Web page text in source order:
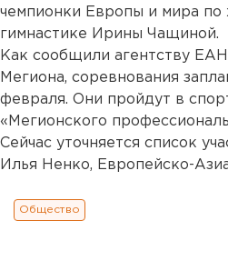
чемпионки Европы и мира по
гимнастике Ирины Чащиной.
Как сообщили агентству
Мегиона, соревнования
февраля. Они пройдут в
«Мегионского
Сейчас уточняется список
Илья Ненко, Европейско-
Общество